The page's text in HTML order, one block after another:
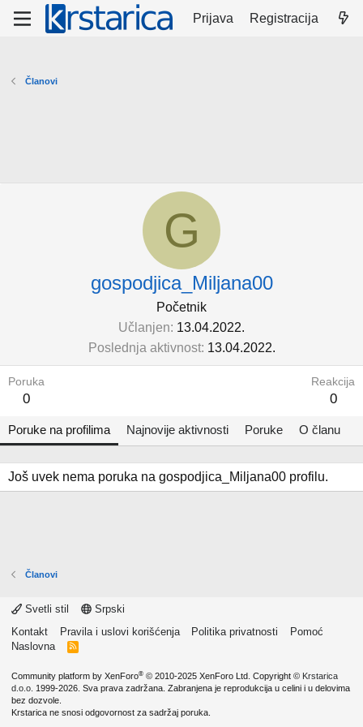
Prijava Registracija
Članovi
G
gospodjica_Miljana00
Početnik
Učlanjen 13.04.2022.
Poslednja aktivnost 13.04.2022.
Poruka
0
Reakcija
0
Poruke na profilima Najnovije aktivnosti Poruke O članu
Još uvek nema poruka na gospodjica_Miljana00 profilu.
Članovi
Svetli stil
Srpski
Kontakt
Pravila i uslovi korišćenja Politika privatnosti
Pomoć
Naslovna
R
Community platform by XenForo® © 2010-2025 XenForo Ltd. Copyright © Krstarica
d.o.o. 1999-2026. Sva prava zadržana. Zabranjena je reprodukcija u celini i u delovima
bez dozvole.
Krstarica ne snosi odgovornost za sadržaj poruka.